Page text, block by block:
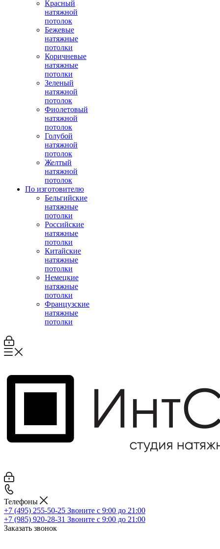
Красный
натяжной
потолок
Бежевые
натяжные
потолки
Коричневые
натяжные
потолки
Зеленый
натяжной
потолок
Фиолетовый
натяжной
потолок
Голубой
натяжной
потолок
Желтый
натяжной
потолок
По изготовителю
Бельгийские
натяжные
потолки
Российские
натяжные
потолки
Китайские
натяжные
потолки
Немецкие
натяжные
потолки
Французские
натяжные
потолки
Телефоны
+7 (495) 255-50-25 Звоните с 9:00 до 21:00
+7 (985) 920-28-31 Звоните с 9:00 до 21:00
Заказать звонок